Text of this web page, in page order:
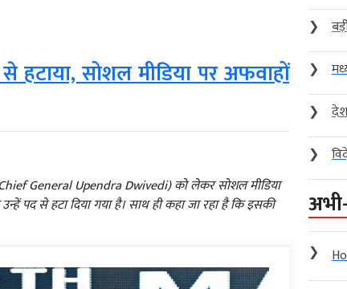
हटाया, सोशल मीडिया पर अफवाहों
General Upendra Dwivedi) को लेकर सोशल मीडिया
पद से हटा दिया गया है। साथ ही कहा जा रहा है कि इसकी
❯
❯
❯
देश
❯
❯